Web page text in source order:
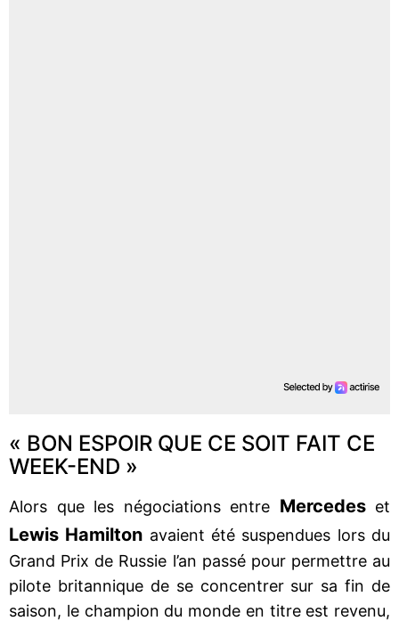
« BON ESPOIR QUE CE SOIT FAIT CE
WEEK-END »
Alors que les négociations entre Mercedeset
Lewis Hamilton avaient été suspendues lors du
Grand Prix de Russie l’an passé pour permettre au
pilote britannique de se concentrer sur sa fin de
saison, le champion du monde en titre est revenu,